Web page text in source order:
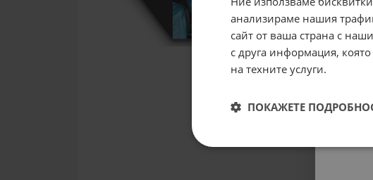
анализираме нашия
сайт от ваша страна с
с друга информация,
на техните услуги.
ПОКАЖЕТЕ
Email